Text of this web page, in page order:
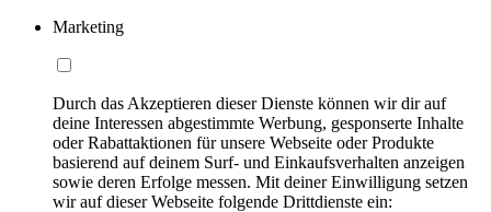
Marketing
Durch das Akzeptieren dieser Dienste können wir dir auf
deine Interessen abgestimmte Werbung, gesponserte Inhalte
oder Rabattaktionen für unsere Webseite oder Produkte
basierend auf deinem Surf- und Einkaufsverhalten anzeigen
sowie deren Erfolge messen. Mit deiner Einwilligung setzen
wir auf dieser Webseite folgende Drittdienste ein: